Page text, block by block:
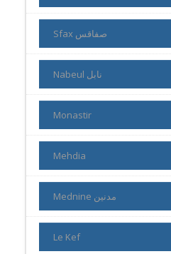
Sfax صفاقس
Nabeul نابل
Monastir
Mehdia
Mednine مدنين
Le Kef